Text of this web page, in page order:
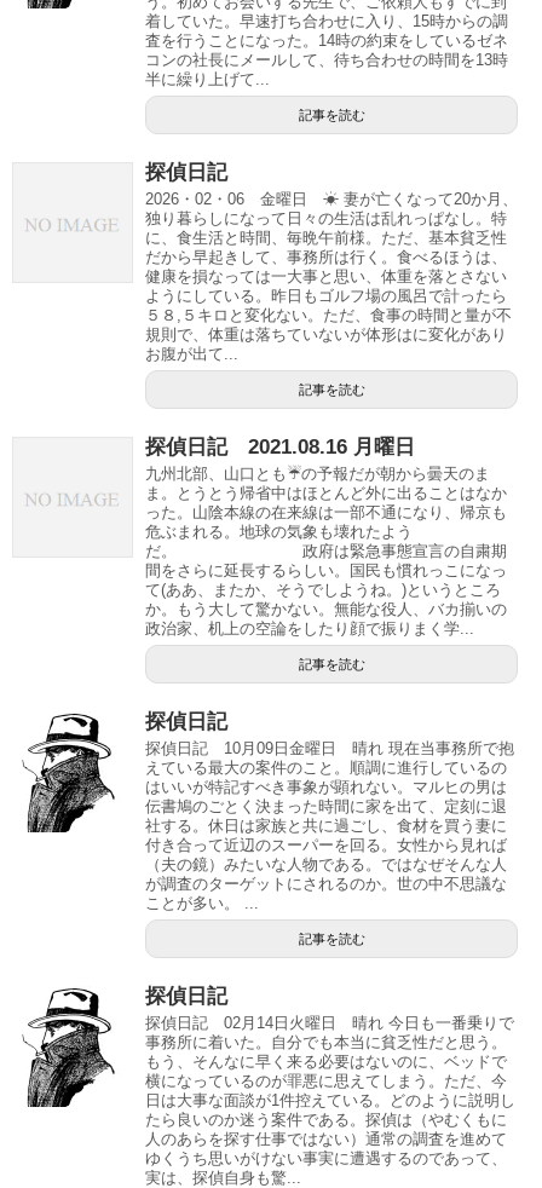
着していた。早速打ち合わせに入り、15時からの調
査を行うことになった。14時の約束をしているゼネ
コンの社長にメールして、待ち合わせの時間を13時
半に繰り上げて...
記事を読む
探偵日記
2026・02・06 金曜日 ☀ 妻が亡くなって20か月、
独り暮らしになって日々の生活は乱れっぱなし。特
に、食生活と時間、毎晩午前様。ただ、基本貧乏性
だから早起きして、事務所は行く。食べるほうは、
健康を損なっては一大事と思い、体重を落とさない
ようにしている。昨日もゴルフ場の風呂で計ったら
５８,５キロと変化ない。ただ、食事の時間と量が不
規則で、体重は落ちていないが体形はに変化があり
お腹が出て...
記事を読む
探偵日記 2021.08.16 月曜日
九州北部、山口とも☔️の予報だが朝から曇天のま
ま。とうとう帰省中はほとんど外に出ることはなか
った。山陰本線の在来線は一部不通になり、帰京も
危ぶまれる。地球の気象も壊れたよう
だ。 政府は緊急事態宣言の自粛期
間をさらに延長するらしい。国民も慣れっこになっ
て(ああ、またか、そうでしようね。)というところ
か。もう大して驚かない。無能な役人、バカ揃いの
政治家、机上の空論をしたり顔で振りまく学...
記事を読む
探偵日記
探偵日記 10月09日金曜日 晴れ 現在当事務所で抱
えている最大の案件のこと。順調に進行しているの
はいいが特記すべき事象が顕れない。マルヒの男は
伝書鳩のごとく決まった時間に家を出て、定刻に退
社する。休日は家族と共に過ごし、食材を買う妻に
付き合って近辺のスーパーを回る。女性から見れば
（夫の鏡）みたいな人物である。ではなぜそんな人
が調査のターゲットにされるのか。世の中不思議な
ことが多い。 ...
記事を読む
探偵日記
探偵日記 02月14日火曜日 晴れ 今日も一番乗りで
事務所に着いた。自分でも本当に貧乏性だと思う。
もう、そんなに早く来る必要はないのに、ベッドで
横になっているのが罪悪に思えてしまう。ただ、今
日は大事な面談が1件控えている。どのように説明し
たら良いのか迷う案件である。探偵は（やむくもに
人のあらを探す仕事ではない）通常の調査を進めて
ゆくうち思いがけない事実に遭遇するのであって、
実は、探偵自身も驚...